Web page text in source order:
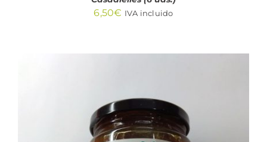
6,50€ IVA incluido